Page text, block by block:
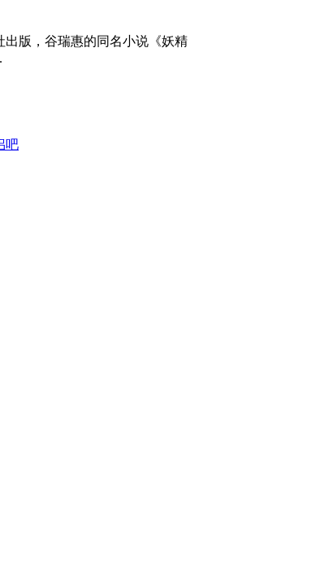
出版，谷瑞惠的同名小说《妖精
吧